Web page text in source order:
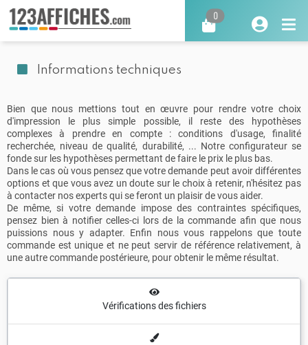
0
Informations techniques
Bien que nous mettions tout en œuvre pour rendre votre choix
d'impression le plus simple possible, il reste des hypothèses
complexes à prendre en compte : conditions d'usage, finalité
recherchée, niveau de qualité, durabilité, ... Notre configurateur se
fonde sur les hypothèses permettant de faire le prix le plus bas.
Dans le cas où vous pensez que votre demande peut avoir différentes
options et que vous avez un doute sur le choix à retenir, n'hésitez pas
à contacter nos experts qui se feront un plaisir de vous aider.
De même, si votre demande impose des contraintes spécifiques,
pensez bien à notifier celles-ci lors de la commande afin que nous
puissions nous y adapter. Enfin nous vous rappelons que toute
commande est unique et ne peut servir de référence relativement, à
une autre commande postérieure, pour obtenir le même résultat.
Vérifications des fichiers